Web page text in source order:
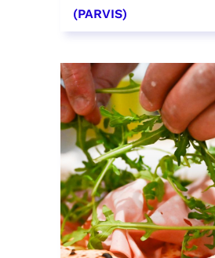
(PARVIS)
EN SAVOIR PLUS